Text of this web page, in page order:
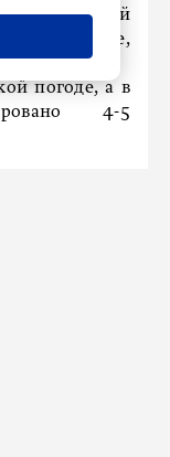
теплый
в Петербурге,
погоде, а в
4-5